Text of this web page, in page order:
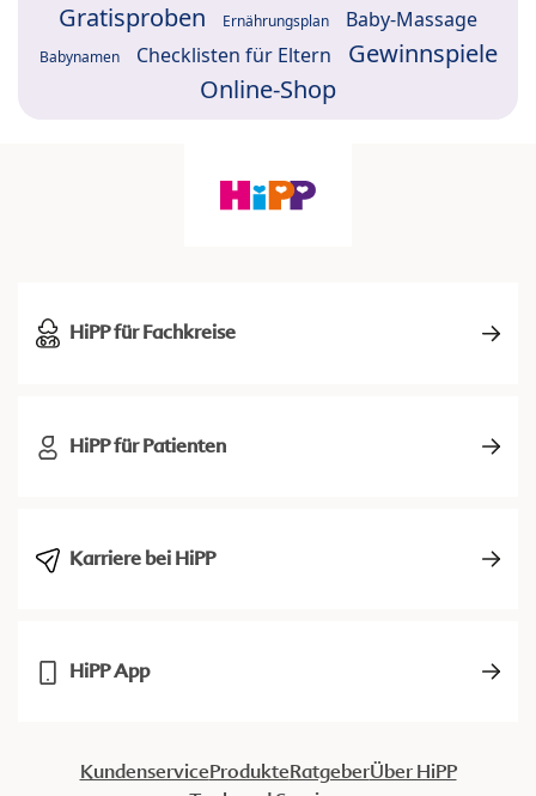
Gratisproben Ernährungsplan Baby-Massage
Babynamen Checklisten für Eltern
Gewinnspiele
Online-Shop
HiPP für Fachkreise
HiPP für Patienten
Karriere bei HiPP
HiPP App
KundenserviceProdukteRatgeberÜber HiPP